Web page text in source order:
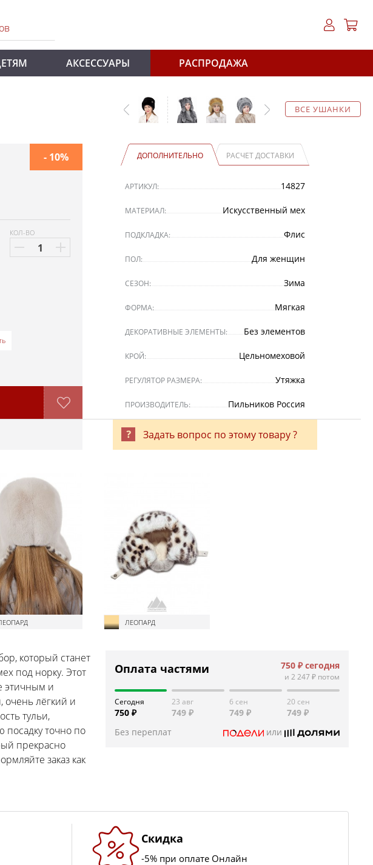
АКСЕССУАРЫ РАСПРОДАЖА
ВСЕ УШАНКИ
- 10%
КОЛ-ВО
ДОПОЛНИТЕЛЬНО РАСЧЕТ ДОСТАВКИ
АРТИКУЛ: 14827
МАТЕРИАЛ: Искусственный мех
ПОДКЛАДКА: Флис
ПОЛ: Для женщин
СЕЗОН: Зима
ФОРМА: Мягкая
ДЕКОРАТИВНЫЕ ЭЛЕМЕНТЫ: Без элементов
КРОЙ: Цельномеховой
РЕГУЛЯТОР РАЗМЕРА: Утяжка
ПРОИЗВОДИТЕЛЬ: Пильников Россия
Задать вопрос по этому товару ?
ЛЕОПАРД
который станет
под норку. Этот
этичным и
очень лёгкий и
тульи,
посадку точно по
прекрасно
заказ как
Оплата частями 750 ₽сегодня
и 2 247 ₽потом
Сегодня
750 ₽
23 авг
749 ₽
6 сен
749 ₽
20 сен
749 ₽
Без переплат
или
Скидка
-5% при оплате Онлайн